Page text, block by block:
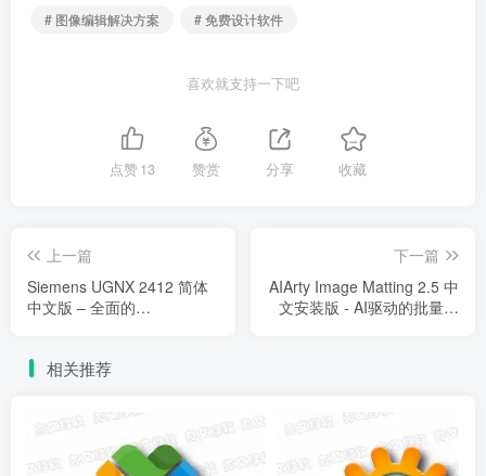
# 图像编辑解决方案
# 免费设计软件
喜欢就支持一下吧
点赞13 赞赏 分享 收藏
上一篇
Siemens UGNX 2412 简体
中文版 – 全面的
下一篇
AIArty Image Matting 2.5 中
文安装版 - AI驱动的批量抠
相关推荐